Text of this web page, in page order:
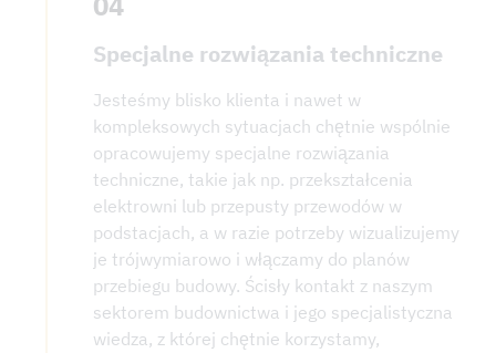
Specjalne rozwiązania techniczne
Jesteśmy blisko klienta i nawet w
kompleksowych sytuacjach chętnie wspólnie
opracowujemy specjalne rozwiązania
techniczne, takie jak np. przekształcenia
elektrowni lub przepusty przewodów w
podstacjach, a w razie potrzeby wizualizujemy
je trójwymiarowo i włączamy do planów
przebiegu budowy. Ścisły kontakt z naszym
sektorem budownictwa i jego specjalistyczna
wiedza, z której chętnie korzystamy,